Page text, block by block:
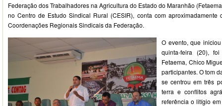
Federação dos Trabalhadores na Agricultura do Estado do Maranhão
no Centro de Estudo Sindical Rural (CESIR), conta com aproximadamente
Coordenações Regionais Sindicais da Federação.
O evento, que
quinta-feira (20),
Fetaema, Chico
participantes. O tom
se centrou em três
terra e conflitos
referência o litígio